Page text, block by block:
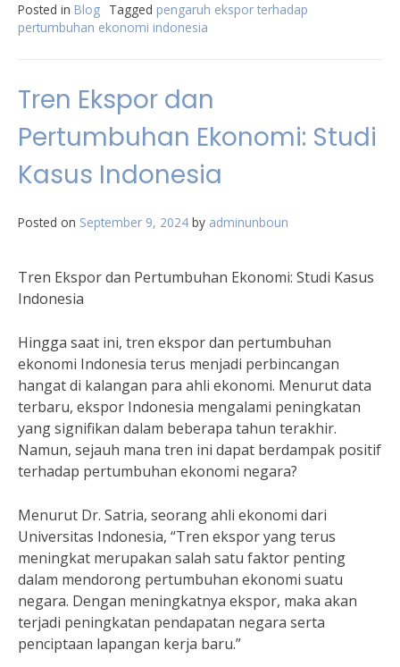
Posted in Blog Tagged pengaruh ekspor terhadap
pertumbuhan ekonomi indonesia
Tren Ekspor dan
Pertumbuhan Ekonomi: Studi
Kasus Indonesia
Posted on September 9, 2024 by adminunboun
Tren Ekspor dan Pertumbuhan Ekonomi: Studi Kasus
Indonesia
Hingga saat ini, tren ekspor dan pertumbuhan
ekonomi Indonesia terus menjadi perbincangan
hangat di kalangan para ahli ekonomi. Menurut data
terbaru, ekspor Indonesia mengalami peningkatan
yang signifikan dalam beberapa tahun terakhir.
Namun, sejauh mana tren ini dapat berdampak positif
terhadap pertumbuhan ekonomi negara?
Menurut Dr. Satria, seorang ahli ekonomi dari
Universitas Indonesia, “Tren ekspor yang terus
meningkat merupakan salah satu faktor penting
dalam mendorong pertumbuhan ekonomi suatu
negara. Dengan meningkatnya ekspor, maka akan
terjadi peningkatan pendapatan negara serta
penciptaan lapangan kerja baru.”